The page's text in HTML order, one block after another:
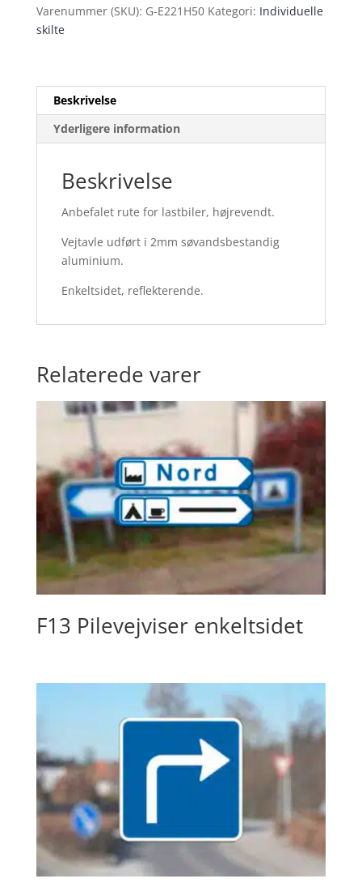
højrevendt
Varenummer (SKU): G-E221H50 Kategori: Individuelle
skilte
Beskrivelse
Yderligere information
Beskrivelse
Anbefalet rute for lastbiler, højrevendt.
Vejtavle udført i 2mm søvandsbestandig
aluminium.
Enkeltsidet, reflekterende.
Relaterede varer
F13 Pilevejviser enkeltsidet